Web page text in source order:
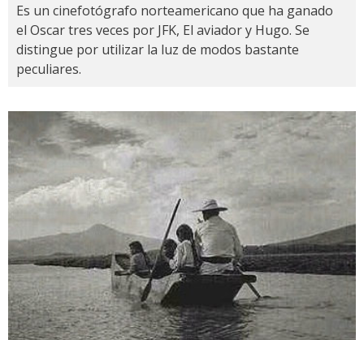
Es un cinefotógrafo norteamericano que ha ganado
el Oscar tres veces por JFK, El aviador y Hugo. Se
distingue por utilizar la luz de modos bastante
peculiares.